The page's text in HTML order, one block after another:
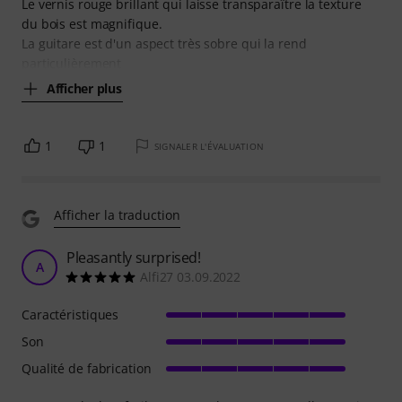
Le vernis rouge brillant qui laisse transparaître la texture
du bois est magnifique.
La guitare est d'un aspect très sobre qui la rend
Afficher plus
1 1 SIGNALER L'ÉVALUATION
Afficher la traduction
A Pleasantly surprised!
Alfi27 03.09.2022
Caractéristiques
Son
Qualité de fabrication